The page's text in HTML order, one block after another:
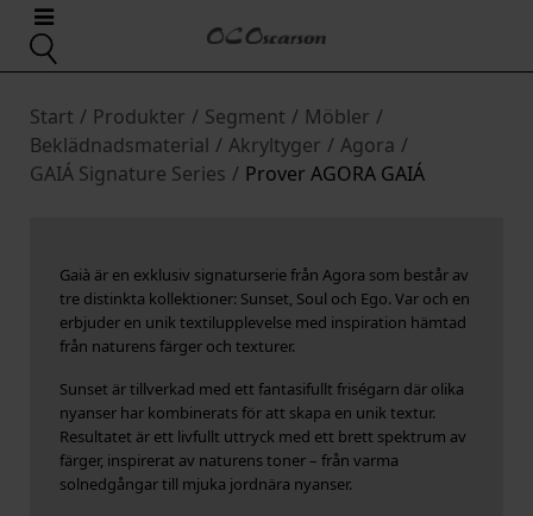
Start / Produkter / Segment / Möbler /
Beklädnadsmaterial / Akryltyger / Agora /
GAIÁ Signature Series / Prover AGORA GAIÁ
Gaià är en exklusiv signaturserie från Agora som består av
tre distinkta kollektioner: Sunset, Soul och Ego. Var och en
erbjuder en unik textilupplevelse med inspiration hämtad
från naturens färger och texturer.
Sunset är tillverkad med ett fantasifullt friségarn där olika
nyanser har kombinerats för att skapa en unik textur.
Resultatet är ett livfullt uttryck med ett brett spektrum av
färger, inspirerat av naturens toner – från varma
solnedgångar till mjuka jordnära nyanser.